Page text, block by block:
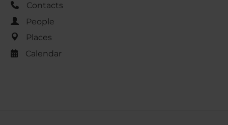
Contacts
People
Places
Calendar